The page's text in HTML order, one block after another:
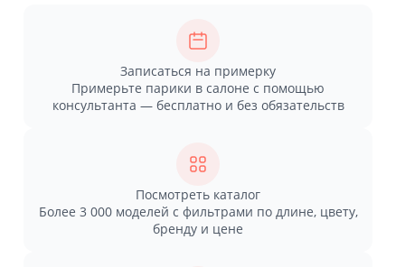
Записаться на примерку
Примерьте парики в салоне с помощью
консультанта — бесплатно и без обязательств
Посмотреть каталог
Более 3 000 моделей с фильтрами по длине, цвету,
бренду и цене